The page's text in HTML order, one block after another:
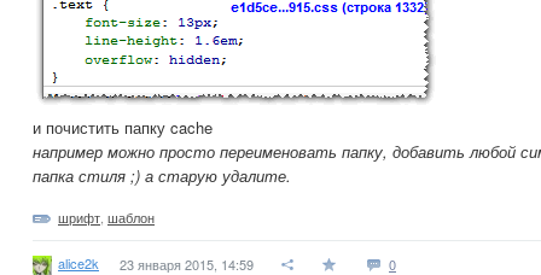
и почистить папку cache
например можно просто переименовать папку, добавить любой
папка стиля ;) а старую удалите.
шрифт шаблон
alice2k 23 января 2015, 14:59 0